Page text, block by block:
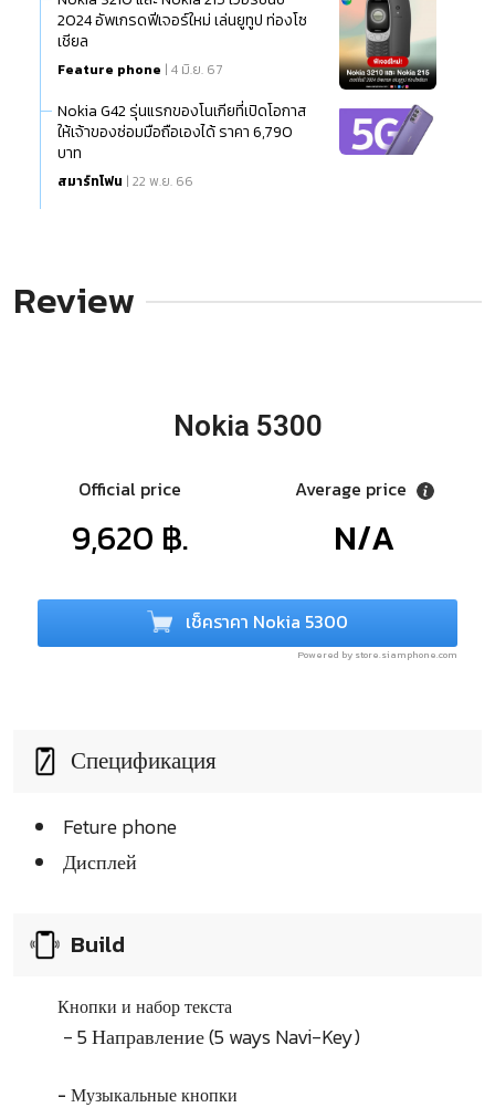
2024 อัพเกรดฟีเจอร์ใหม่ เล่นยูทูป ท่องโซ
เชียล
Feature phone | 4 มิ.ย. 67
Nokia G42 รุ่นแรกของโนเกียที่เปิดโอกาส
ให้เจ้าของซ่อมมือถือเองได้ ราคา 6,790
บาท
สมาร์ทโฟน | 22 พ.ย. 66
Review
Nokia 5300
Official price
9,620 ฿.
Average price
N/A
เช็คราคา Nokia 5300
Powered by store.siamphone.com
Спецификация
Feture phone
Дисплей
Build
Кнопки и набор текста
- 5 Направление (5 ways Navi-Key)
- Музыкальные кнопки